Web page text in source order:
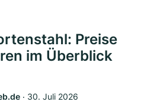
Preise
im Überblick
‧ 30. Juli 2026